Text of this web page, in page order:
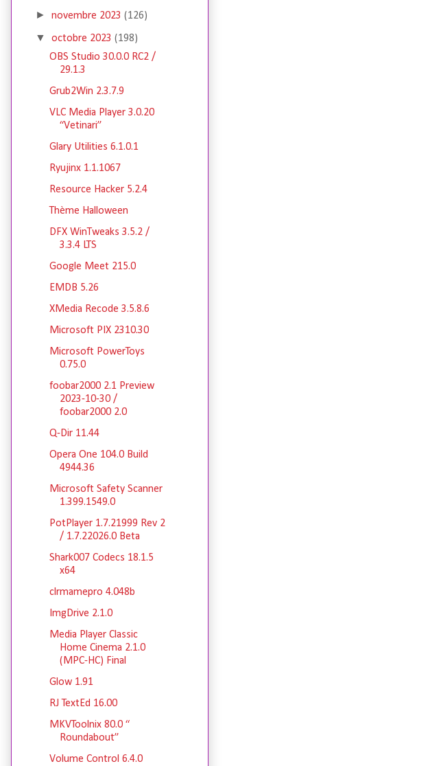
►novembre 2023(126)
▼octobre 2023(198)
OBS Studio 30.0.0 RC2 /
29.1.3
Grub2Win 2.3.7.9
VLC Media Player 3.0.20
“Vetinari”
Glary Utilities 6.1.0.1
Ryujinx 1.1.1067
Resource Hacker 5.2.4
Thème Halloween
DFX WinTweaks 3.5.2 /
3.3.4 LTS
Google Meet 215.0
EMDB 5.26
XMedia Recode 3.5.8.6
Microsoft PIX 2310.30
Microsoft PowerToys
0.75.0
foobar2000 2.1 Preview
2023-10-30 /
foobar2000 2.0
Q-Dir 11.44
Opera One 104.0 Build
4944.36
Microsoft Safety Scanner
1.399.1549.0
PotPlayer 1.7.21999 Rev 2
/ 1.7.22026.0 Beta
Shark007 Codecs 18.1.5
x64
clrmamepro 4.048b
ImgDrive 2.1.0
Media Player Classic
Home Cinema 2.1.0
(MPC-HC) Final
Glow 1.91
RJ TextEd 16.00
MKVToolnix 80.0 “
Roundabout”
Volume Control 6.4.0